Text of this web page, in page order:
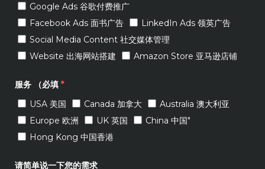
Google Ads 谷歌付费推广
Facebook Ads 面书广告
LinkedIn Ads 领英广告
Social Media Content 社交媒体管理
Website 出海网站搭建
Amazon Store 亚马逊店铺
服务 （必填 *
USA 美国
Canada 加拿大
Australia 澳大利亚
Europe 欧洲
UK 英国
China 中国"
Hong Kong 中国香港
请简单说一下您的需求